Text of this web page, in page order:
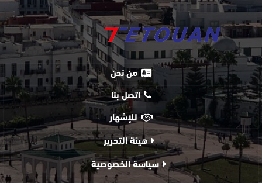
من نحن
اتصل بنا
للإشهار
هيئة التحرير
سياسة الخصوصية